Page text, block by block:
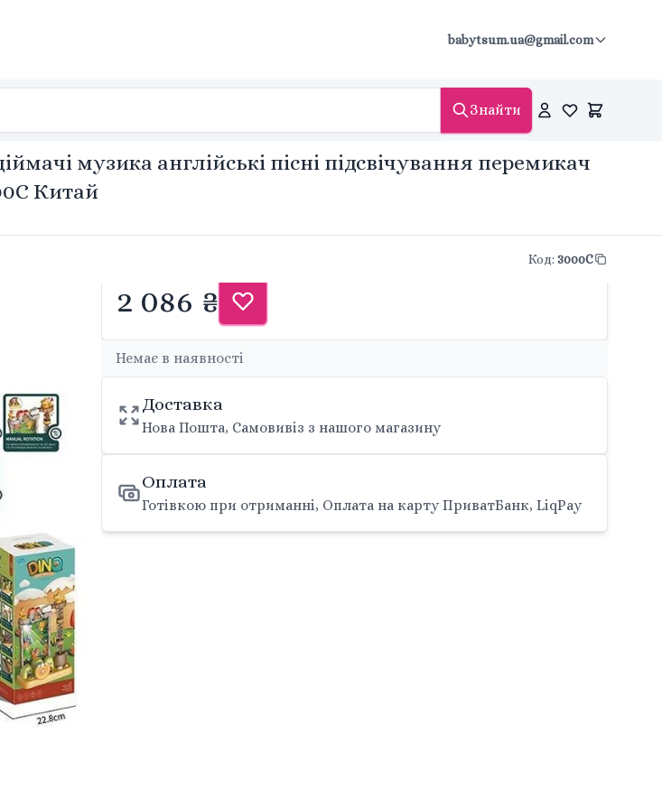
babytsum.ua@gmail.com
Знайти
музика англійські пісні підсвічування перемикач
Китай
Код: 3000C
2 086 ₴
Немає в наявності
Доставка
Нова Пошта, Самовивіз з нашого магазину
Оплата
Готівкою при отриманні, Оплата на карту ПриватБанк, LiqPay